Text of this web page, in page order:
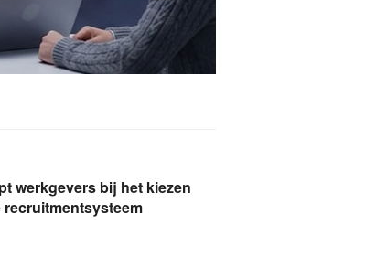
werkgevers bij het kiezen